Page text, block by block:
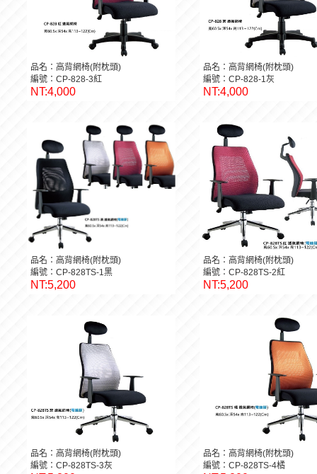
品名：高背網椅(附枕頭)
編號：CP-828-3紅
NT:4,000
品名：高背網椅(附枕頭)
編號：CP-828-1灰
NT:4,000
品名：高背網椅(附枕頭)
編號：CP-828TS-1黑
NT:5,200
品名：高背網椅(附枕頭)
編號：CP-828TS-2紅
NT:5,200
品名：高背網椅(附枕頭)
編號：CP-828TS-3灰
品名：高背網椅(附枕頭)
編號：CP-828TS-4橘